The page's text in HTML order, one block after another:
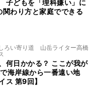
どもを「理科嫌い」に
わり方と家庭でできる
ろい寄り道 山岳ライター高橋
何日かかる？ ここが我が
海岸線から一番遠い地
ス 第9回】